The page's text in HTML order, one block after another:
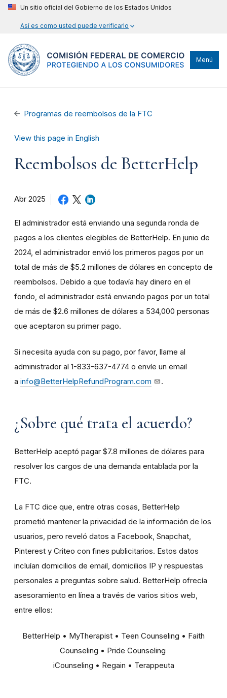
Un sitio oficial del Gobierno de los Estados Unidos
Así es como usted puede verificarlo
Menú
Programas de reembolsos de la FTC
View this page in English
Reembolsos de BetterHelp
Abr 2025
El administrador está enviando una segunda ronda de
pagos a los clientes elegibles de BetterHelp. En junio de
2024, el administrador envió los primeros pagos por un
total de más de $5.2 millones de dólares en concepto de
reembolsos. Debido a que todavía hay dinero en el
fondo, el administrador está enviando pagos por un total
de más de $2.6 millones de dólares a 534,000 personas
que aceptaron su primer pago.
Si necesita ayuda con su pago, por favor, llame al
administrador al 1-833-637-4774 o envíe un email
a info@BetterHelpRefundProgram.com .
¿Sobre qué trata el acuerdo?
BetterHelp aceptó pagar $7.8 millones de dólares para
resolver los cargos de una demanda entablada por la
FTC.
La FTC dice que, entre otras cosas, BetterHelp
prometió mantener la privacidad de la información de los
usuarios, pero reveló datos a Facebook, Snapchat,
Pinterest y Criteo con fines publicitarios. Estos datos
incluían domicilios de email, domicilios IP y respuestas
personales a preguntas sobre salud. BetterHelp ofrecía
asesoramiento en línea a través de varios sitios web,
entre ellos:
BetterHelp • MyTherapist • Teen Counseling • Faith
Counseling • Pride Counseling
iCounseling • Regain • Terappeuta